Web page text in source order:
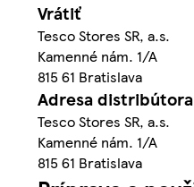
Vrátiť
Tesco Stores SR, a.s.
Kamenné nám. 1/A
815 61 Bratislava
Adresa distribútora
Tesco Stores SR, a.s.
Kamenné nám. 1/A
815 61 Bratislava